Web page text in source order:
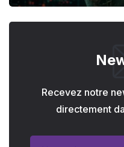
Recevez notre
directement